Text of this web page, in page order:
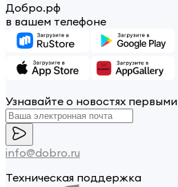
Добро.рф
в вашем телефоне
Узнавайте о новостях первыми
info@dobro.ru
Техническая поддержка